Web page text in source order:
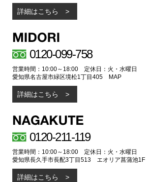
詳細はこちら
0120-099-758
営業時間：10:00～18:00 定休日：火・水曜日
愛知県名古屋市緑区境松1丁目405
MAP
詳細はこちら
0120-211-119
営業時間：10:00～18:00 定休日：火・水曜日
愛知県長久手市長配3丁目513 エオリア菖蒲池1F
詳細はこちら